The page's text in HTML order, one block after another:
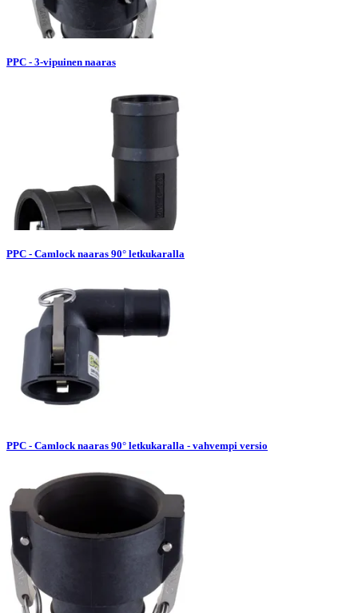
PPC - 3-vipuinen naaras
PPC - Camlock naaras 90° letkukaralla
PPC - Camlock naaras 90° letkukaralla - vahvempi versio